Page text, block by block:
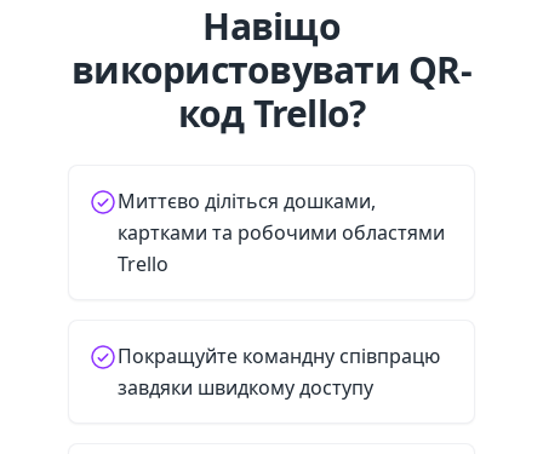
Навіщо
використовувати QR-
код Trello?
Миттєво діліться дошками,
картками та робочими областями
Trello
Покращуйте командну співпрацю
завдяки швидкому доступу